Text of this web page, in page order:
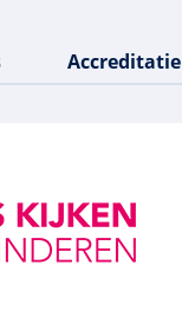
Accreditatie